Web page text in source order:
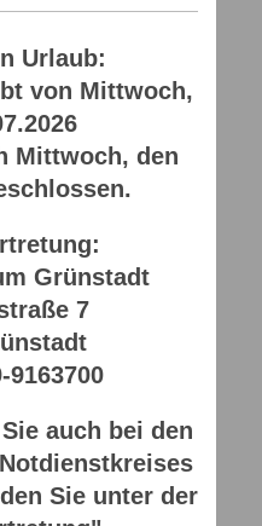
Urlaub:
von Mittwoch,
Mittwoch, den
Grünstadt
7
9163700
auch bei den
Sie unter der